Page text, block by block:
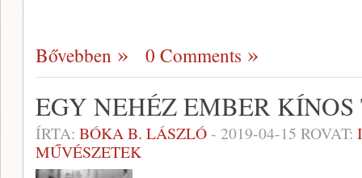
Bővebben 0 Comments
EGY NEHÉZ EMBER
ÍRTA: BÓKA B. LÁSZLÓ- 2019-04-15 ROVAT:
MŰVÉSZETEK